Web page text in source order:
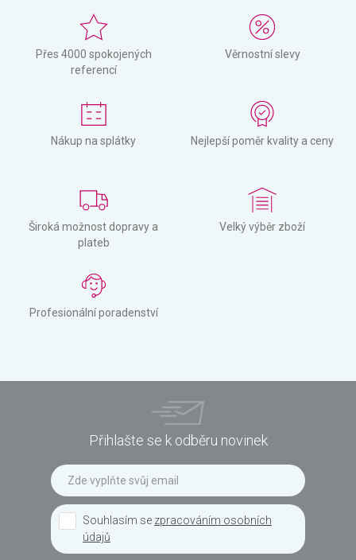
Přes 4000 spokojených
referencí
Věrnostní slevy
Nákup na splátky Nejlepší poměr kvality a ceny
Široká možnost dopravy a
plateb
Velký výběr zboží
Profesionální poradenství
Přihlašte se k odběru novinek
Souhlasím se zpracováním osobních
údajů